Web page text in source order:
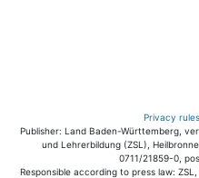
Privacy rules
Publisher: Land Baden-Württemberg,
und Lehrerbildung (ZSL),
0711/21859-0,
Responsible according to press law: